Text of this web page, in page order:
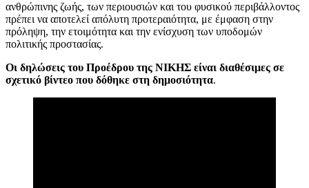
ανθρώπινης ζωής, των περιουσιών και του φυσικού περιβάλλοντος
πρέπει να αποτελεί απόλυτη προτεραιότητα, με έμφαση στην
πρόληψη, την ετοιμότητα και την ενίσχυση των υποδομών
πολιτικής προστασίας.
Οι δηλώσεις του Προέδρου της ΝΙΚΗΣ είναι διαθέσιμες σε
σχετικό βίντεο που δόθηκε στη δημοσιότητα.